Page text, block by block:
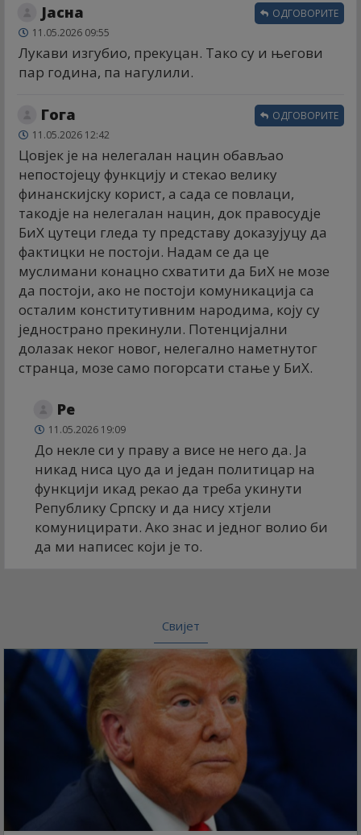
Јасна
11.05.2026 09:55
Лукави изгубио, прекуцан. Тако су и његови
пар година, па нагулили.
ОДГОВОРИТЕ
Гога
11.05.2026 12:42
Цовјек је на нелегалан нацин обављао
непостојецу функцију и стекао велику
финанскијску корист, а сада се повлаци,
такодје на нелегалан нацин, док правосудје
БиХ цутеци гледа ту представу доказујуцу да
фактицки не постоји. Надам се да це
муслимани конацно схватити да БиХ не мозе
да постоји, ако не постоји комуникација са
осталим конститутивним народима, коју су
једнострано прекинули. Потенцијални
долазак неког новог, нелегално наметнутог
странца, мозе само погорсати стање у БиХ.
ОДГОВОРИТЕ
Ре
11.05.2026 19:09
До некле си у праву а висе не него да. Ја
никад ниса цуо да и један политицар на
функцији икад рекао да треба укинути
Републику Српску и да нису хтјели
комуницирати. Ако знас и једног волио би
да ми написес који је то.
Свијет